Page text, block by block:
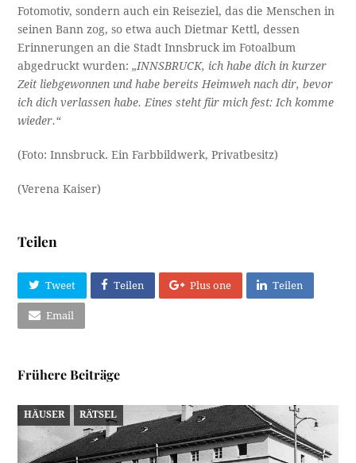
Fotomotiv, sondern auch ein Reiseziel, das die Menschen in
seinen Bann zog, so etwa auch Dietmar Kettl, dessen
Erinnerungen an die Stadt Innsbruck im Fotoalbum
abgedruckt wurden:„INNSBRUCK, ich habe dich in kurzer
Zeit liebgewonnen und habe bereits Heimweh nach dir, bevor
ich dich verlassen habe. Eines steht für mich fest: Ich komme
wieder.“
(Foto: Innsbruck. Ein Farbbildwerk, Privatbesitz)
(Verena Kaiser)
Teilen
Tweet Teilen Plus one Teilen
Email
Frühere Beiträge
HÄUSER RÄTSEL